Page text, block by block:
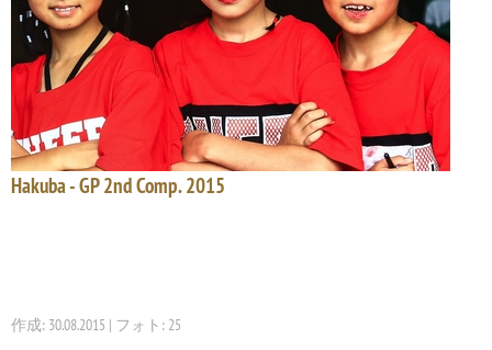
Hakuba - GP 2nd Comp. 2015
作成: 30.08.2015 | フォト: 25